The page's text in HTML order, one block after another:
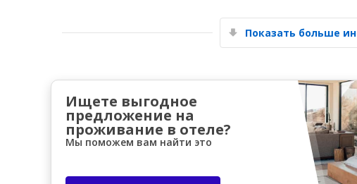
Показать больше
Ищете выгодное
предложение на
проживание в отеле?
Мы поможем вам найти это